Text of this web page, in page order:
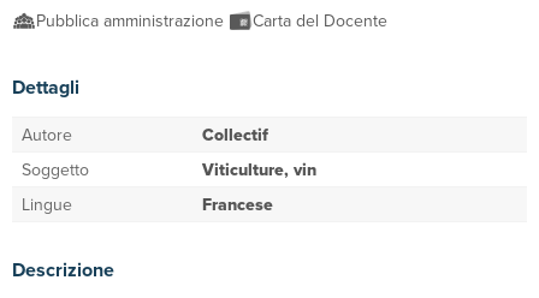
Pubblica amministrazione
Carta del Docente
Dettagli
Autore
Collectif
Soggetto
Viticulture, vin
Lingue
Francese
Descrizione